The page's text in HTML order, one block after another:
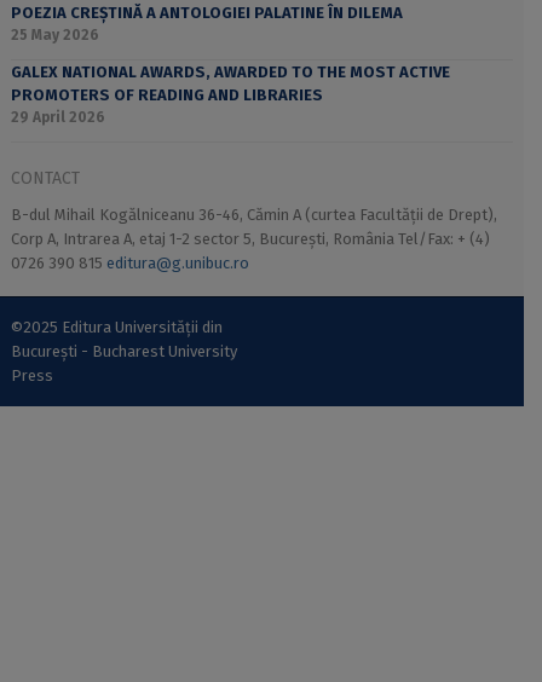
POEZIA CREȘTINĂ A ANTOLOGIEI PALATINE ÎN DILEMA
25 May 2026
GALEX NATIONAL AWARDS, AWARDED TO THE MOST ACTIVE
PROMOTERS OF READING AND LIBRARIES
29 April 2026
CONTACT
B-dul Mihail Kogălniceanu 36-46, Cămin A (curtea Facultății de Drept),
Corp A, Intrarea A, etaj 1-2 sector 5, București, România Tel/Fax: + (4)
0726 390 815 editura@g.unibuc.ro
©2025 Editura Universității din
București - Bucharest University
Press